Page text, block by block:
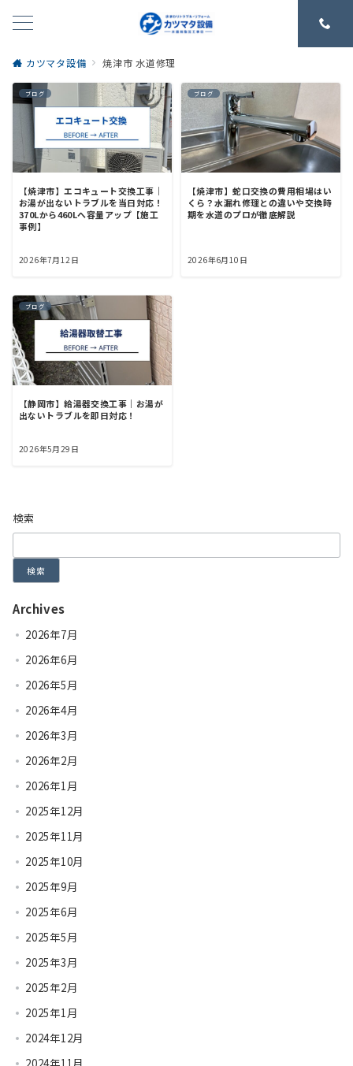
カツマタ設備 焼津市 水道修理
ブログ
【焼津市】エコキュート交換工事｜
お湯が出ないトラブルを当日対応！
370Lから460Lへ容量アップ【施工
事例】
2026年7月12日
ブログ
【焼津市】蛇口交換の費用相場はい
くら？水漏れ修理との違いや交換時
期を水道のプロが徹底解説
2026年6月10日
ブログ
【静岡市】給湯器交換工事｜お湯が
出ないトラブルを即日対応！
2026年5月29日
検索
検索
Archives
2026年7月
2026年6月
2026年5月
2026年4月
2026年3月
2026年2月
2026年1月
2025年12月
2025年11月
2025年10月
2025年9月
2025年6月
2025年5月
2025年3月
2025年2月
2025年1月
2024年12月
2024年11月